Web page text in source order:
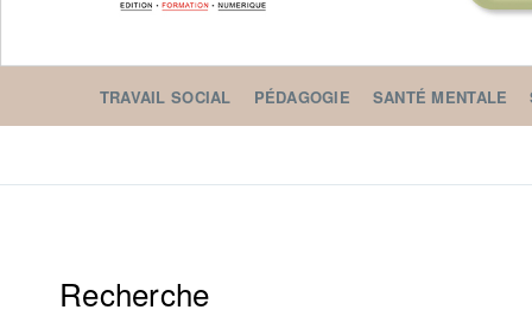
TRAVAIL SOCIAL PÉDAGOGIE SANTÉ MENTALE
Recherche